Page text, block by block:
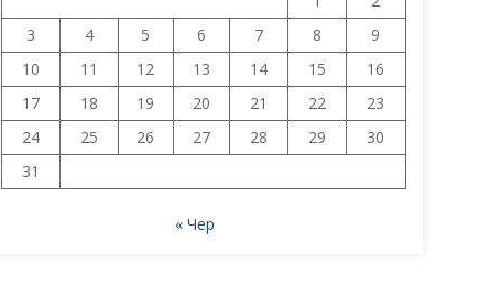
3
4 5 6 7 8
9
10
11 12 13 14 15
16
17
18 19 20 21 22
23
24
25 26 27 28 29
30
31
« Чер